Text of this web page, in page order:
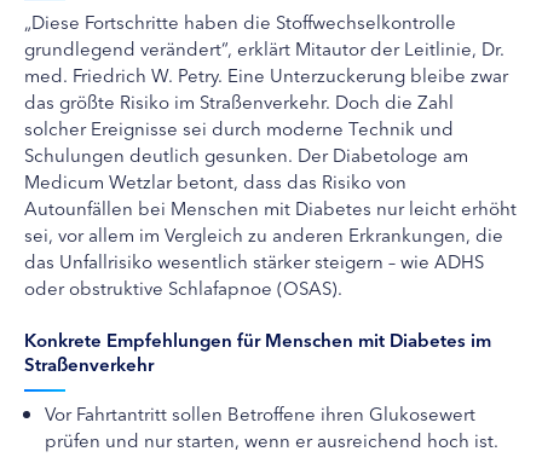
„Diese Fortschritte haben die Stoffwechselkontrolle
grundlegend verändert“, erklärt Mitautor der Leitlinie, Dr.
med. Friedrich W. Petry. Eine Unterzuckerung bleibe zwar
das größte Risiko im Straßenverkehr. Doch die Zahl
solcher Ereignisse sei durch moderne Technik und
Schulungen deutlich gesunken. Der Diabetologe am
Medicum Wetzlar betont, dass das Risiko von
Autounfällen bei Menschen mit Diabetes nur leicht erhöht
sei, vor allem im Vergleich zu anderen Erkrankungen, die
das Unfallrisiko wesentlich stärker steigern – wie ADHS
oder obstruktive Schlafapnoe (OSAS).
Konkrete Empfehlungen für Menschen mit Diabetes im
Straßenverkehr
Vor Fahrtantritt sollen Betroffene ihren Glukosewert
prüfen und nur starten, wenn er ausreichend hoch ist.